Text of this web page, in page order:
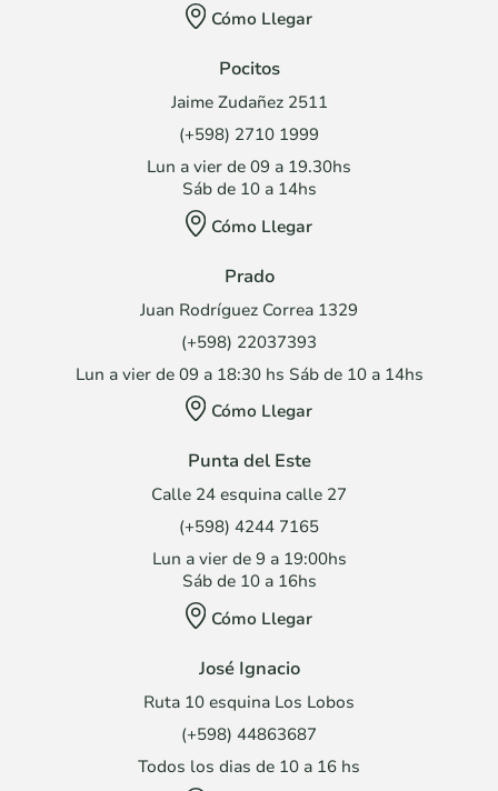
Cómo Llegar
Pocitos
Jaime Zudañez 2511
(+598) 2710 1999
Lun a vier de 09 a 19.30hs
Sáb de 10 a 14hs
Cómo Llegar
Prado
Juan Rodríguez Correa 1329
(+598) 22037393
Lun a vier de 09 a 18:30 hs Sáb de 10 a 14hs
Cómo Llegar
Punta del Este
Calle 24 esquina calle 27
(+598) 4244 7165
Lun a vier de 9 a 19:00hs
Sáb de 10 a 16hs
Cómo Llegar
José Ignacio
Ruta 10 esquina Los Lobos
(+598) 44863687
Todos los dias de 10 a 16 hs